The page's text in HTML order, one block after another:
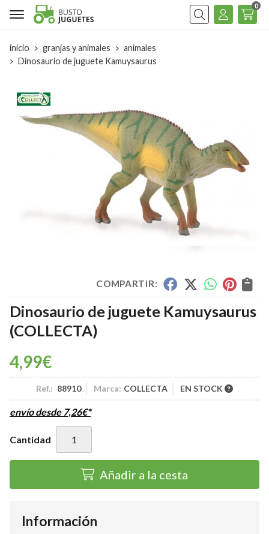
Buscar
0
inicio granjas y animales
animales
Dinosaurio de juguete Kamuysaurus
COMPARTIR:
Dinosaurio de juguete Kamuysaurus
(COLLECTA)
4,99€
Ref.: 88910 Marca: COLLECTA EN STOCK
envío desde 7,26€*
Cantidad
Añadir a la cesta
Información